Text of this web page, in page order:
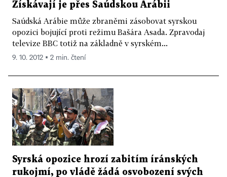
Získávají je přes Saúdskou Arábii
Saúdská Arábie může zbraněmi zásobovat syrskou
opozici bojující proti režimu Bašára Asada. Zpravodaj
televize BBC totiž na základně v syrském...
9. 10. 2012 ▪ 2 min. čtení
Syrská opozice hrozí zabitím íránských
rukojmí, po vládě žádá osvobození svých